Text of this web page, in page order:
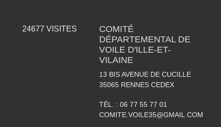
24677 VISITES
COMITÉ
DÉPARTEMENTAL DE
VOILE D'ILLE-ET-
VILAINE
13 BIS AVENUE DE CUCILLE
35065 RENNES CEDEX
TÉL. : 06 77 55 77 01
COMITE.VOILE35@GMAIL.COM